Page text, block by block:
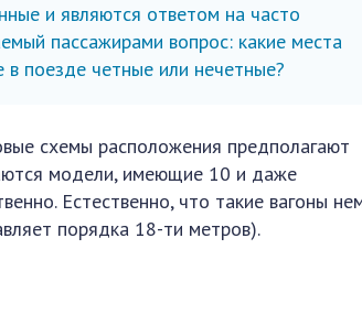
и являются ответом на часто
пассажирами вопрос: какие места
в поезде четные или нечетные?
схемы расположения предполагают
модели, имеющие 10 и даже
Естественно, что такие вагоны
порядка 18-ти метров).